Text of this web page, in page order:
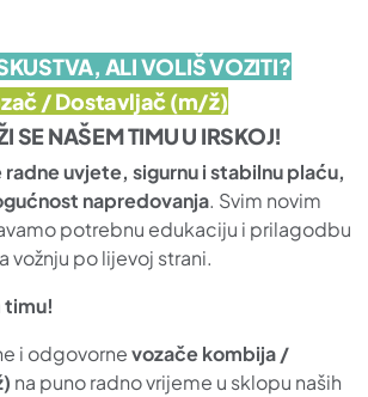
ALI VOLIŠ VOZITI?
/ Dostavljač (m/ž)
SE NAŠEM TIMU U IRSKOJ!
uvjete, sigurnu i stabilnu plaću,
napredovanja. Svim novim
potrebnu edukaciju i prilagodbu
vožnju po lijevoj strani.
timu!
i odgovornevozače kombija /
na puno radno vrijeme u sklopu naših